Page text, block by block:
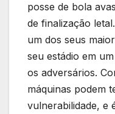
posse de bola
de finalização
um dos seus
seu estádio em
os adversários.
máquinas podem
vulnerabilidade, e